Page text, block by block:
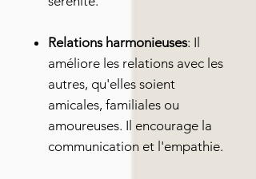
Relations harmonieuses: Il
améliore les relations avec les
autres, qu'elles soient
amicales, familiales ou
amoureuses. Il encourage la
communication et l'empathie.